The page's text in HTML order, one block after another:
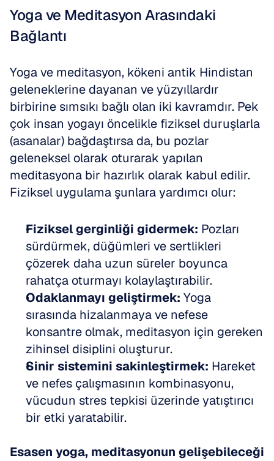
Yoga ve Meditasyon Arasındaki
Bağlantı
Yoga ve meditasyon, kökeni antik Hindistan
geleneklerine dayanan ve yüzyıllardır
birbirine sımsıkı bağlı olan iki kavramdır. Pek
çok insan yogayı öncelikle fiziksel duruşlarla
(asanalar) bağdaştırsa da, bu pozlar
geleneksel olarak oturarak yapılan
meditasyona bir hazırlık olarak kabul edilir.
Fiziksel uygulama şunlara yardımcı olur:
Fiziksel gerginliği gidermek: Pozları
sürdürmek, düğümleri ve sertlikleri
çözerek daha uzun süreler boyunca
rahatça oturmayı kolaylaştırabilir.
Odaklanmayı geliştirmek: Yoga
sırasında hizalanmaya ve nefese
konsantre olmak, meditasyon için gereken
zihinsel disiplini oluşturur.
Sinir sistemini sakinleştirmek: Hareket
ve nefes çalışmasının kombinasyonu,
vücudun stres tepkisi üzerinde yatıştırıcı
bir etki yaratabilir.
Esasen yoga, meditasyonun gelişebileceği